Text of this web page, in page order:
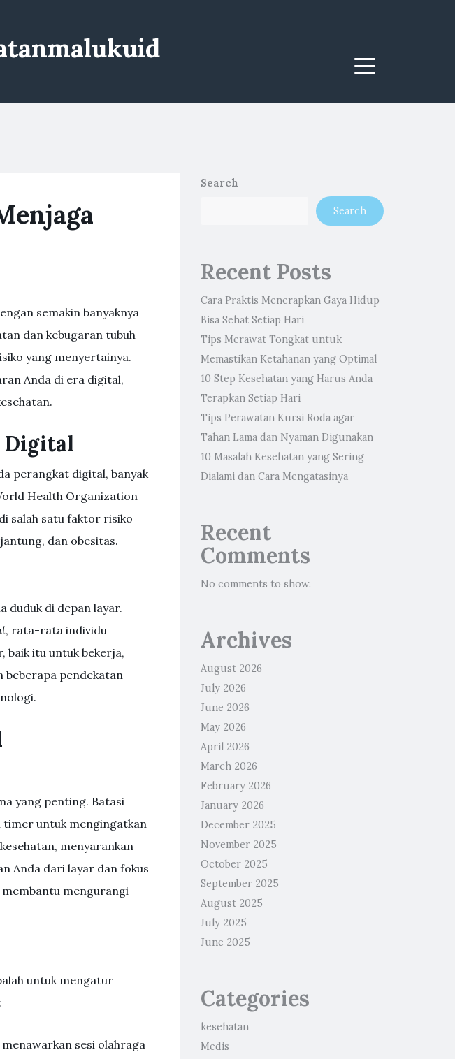
Menu
semakin banyaknya
dan kebugaran tubuh
yang menyertainya.
Anda di era digital,
Digital
perangkat digital, banyak
Health Organization
salah satu faktor risiko
dan obesitas.
duduk di depan layar.
, rata-rata individu
baik itu untuk bekerja,
beberapa pendekatan
yang penting. Batasi
timer untuk mengingatkan
menyarankan
Anda dari layar dan fokus
membantu mengurangi
untuk mengatur
sesi olahraga
Search
Search
Recent Posts
Cara Praktis Menerapkan Gaya Hidup
Bisa Sehat Setiap Hari
Tips Merawat Tongkat untuk
Memastikan Ketahanan yang Optimal
10 Step Kesehatan yang Harus Anda
Terapkan Setiap Hari
Tips Perawatan Kursi Roda agar
Tahan Lama dan Nyaman Digunakan
10 Masalah Kesehatan yang Sering
Dialami dan Cara Mengatasinya
Recent
Comments
No comments to show.
Archives
August 2026
July 2026
June 2026
May 2026
April 2026
March 2026
February 2026
January 2026
December 2025
November 2025
October 2025
September 2025
August 2025
July 2025
June 2025
Categories
kesehatan
Medis